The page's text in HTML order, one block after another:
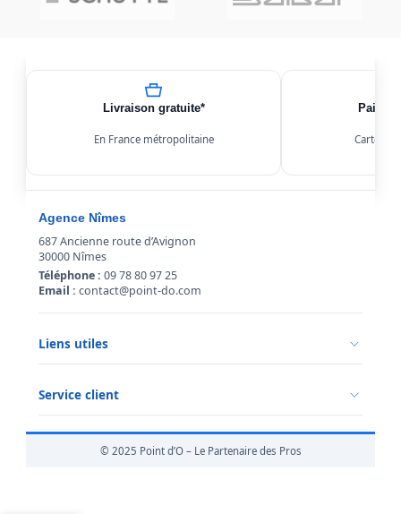
Livraison gratuite*
En France métropolitaine Carte,
Agence Nîmes
687 Ancienne route d’Avignon
30000 Nîmes
Téléphone : 09 78 80 97 25
Email : contact@point-do.com
Liens utiles
Conditions générales de vente
Mentions légales
Service client
Informations livraison© 2025 Point d’O – Le Partenaire des Pros